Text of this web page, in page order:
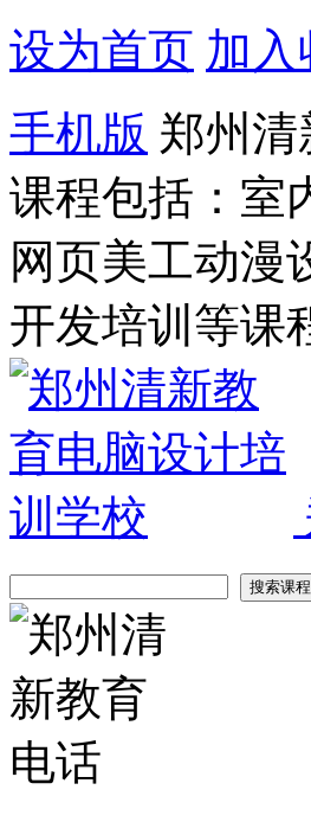
设为首页 加入
手机版 郑州
课程包括：室
网页美工动漫
开发培训等课